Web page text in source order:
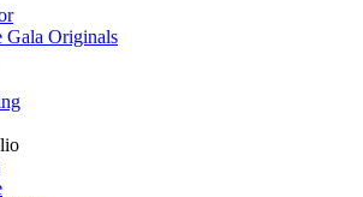
Gala Originals